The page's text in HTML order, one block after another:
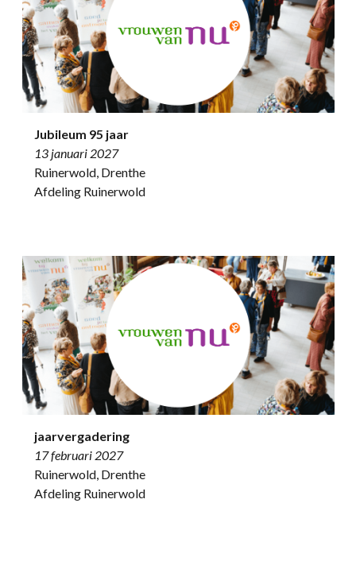
Jubileum 95 jaar
13 januari 2027
Ruinerwold, Drenthe
Afdeling Ruinerwold
jaarvergadering
17 februari 2027
Ruinerwold, Drenthe
Afdeling Ruinerwold